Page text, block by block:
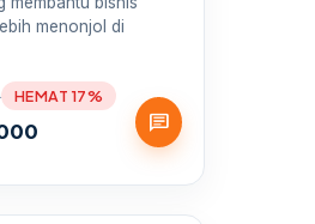
menonjol di
HEMAT 17%
chat